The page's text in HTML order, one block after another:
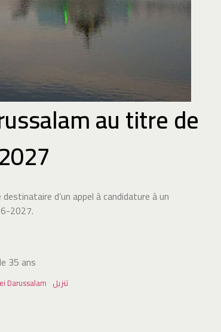
au titre de
d’un appel à candidature à un
2027.
35 ans
Darussalam تنزيل